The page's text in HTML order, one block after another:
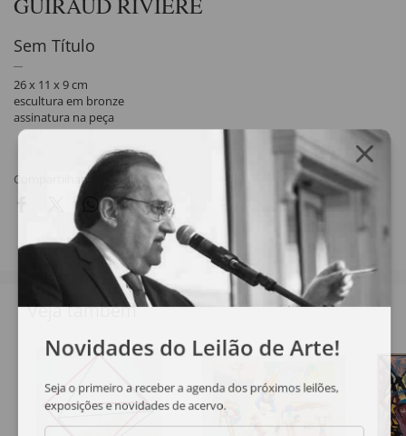
Sem Título
26 x 11 x 9 cm
escultura em bronze
assinatura na peça
Compartilhar
Veja também
Novidades do Leilão de Arte!
Seja o primeiro a receber a agenda dos próximos leilões,
exposições e novidades de acervo.